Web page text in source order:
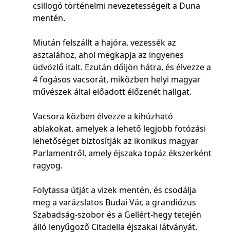
csillogó történelmi nevezetességeit a Duna
mentén.
Miután felszállt a hajóra, vezessék az
asztalához, ahol megkapja az ingyenes
üdvözlő italt. Ezután dőljön hátra, és élvezze a
4 fogásos vacsorát, miközben helyi magyar
művészek által előadott élőzenét hallgat.
Vacsora közben élvezze a kihúzható
ablakokat, amelyek a lehető legjobb fotózási
lehetőséget biztosítják az ikonikus magyar
Parlamentről, amely éjszaka topáz ékszerként
ragyog.
Folytassa útját a vizek mentén, és csodálja
meg a varázslatos Budai Vár, a grandiózus
Szabadság-szobor és a Gellért-hegy tetején
álló lenyűgöző Citadella éjszakai látványát.